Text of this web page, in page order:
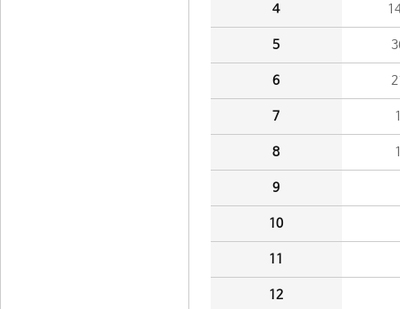
4
5
6
7
8
9
10
11
12